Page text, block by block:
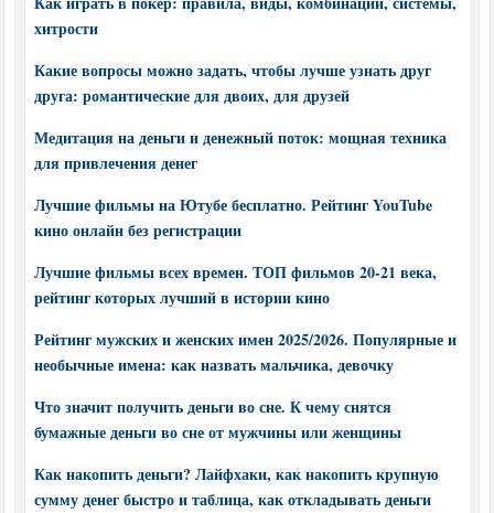
хитрости
Какие вопросы можно задать, чтобы лучше узнать друг
друга: романтические для двоих, для друзей
Медитация на деньги и денежный поток: мощная техника
для привлечения денег
Лучшие фильмы на Ютубе бесплатно. Рейтинг YouTube
кино онлайн без регистрации
Лучшие фильмы всех времен. ТОП фильмов 20-21 века,
рейтинг которых лучший в истории кино
Рейтинг мужских и женских имен 2025/2026. Популярные и
необычные имена: как назвать мальчика, девочку
Что значит получить деньги во сне. К чему снятся
бумажные деньги во сне от мужчины или женщины
Как накопить деньги? Лайфхаки, как накопить крупную
сумму денег быстро и таблица, как откладывать деньги